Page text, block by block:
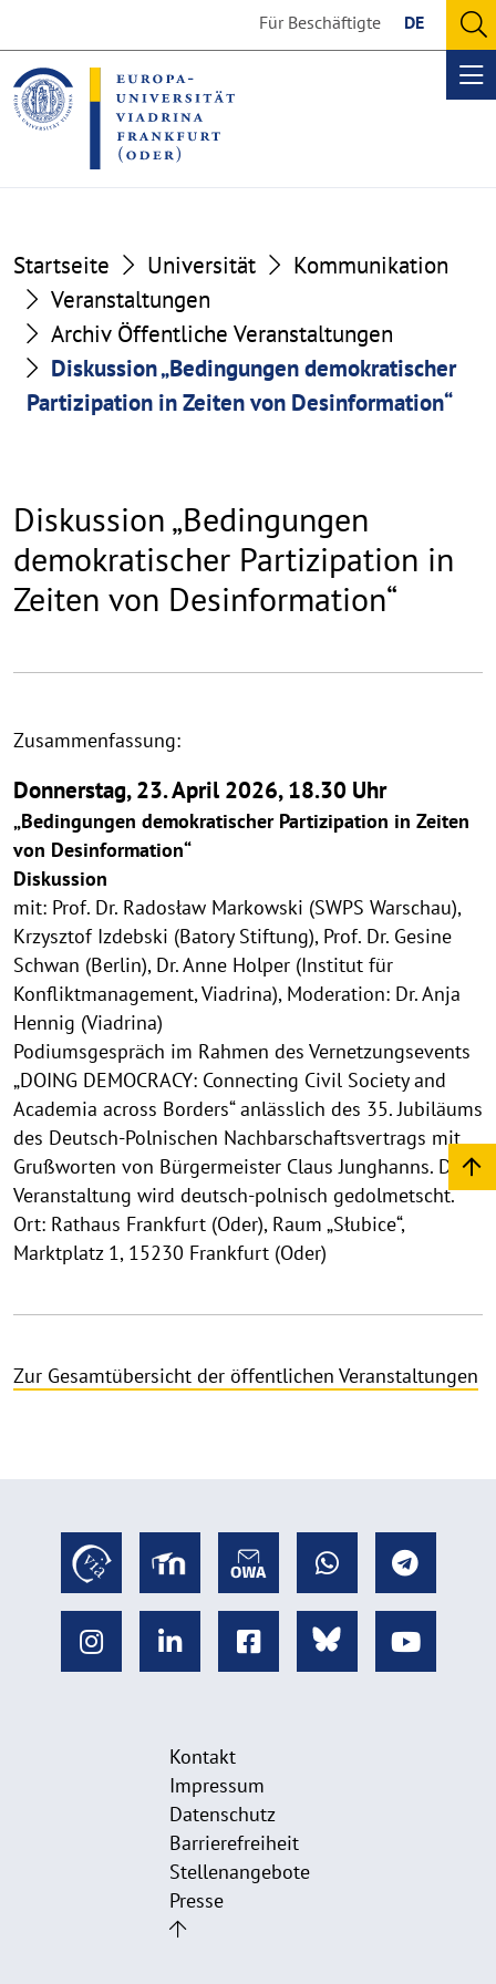
the
content
section
the
footer
section
Für Beschäftigte DE
Startseite Universität
Kommunikation
Veranstaltungen
Archiv Öffentliche Veranstaltungen
Diskussion „Bedingungen demokratischer
Partizipation in Zeiten von Desinformation“
Diskussion „Bedingungen
demokratischer Partizipation in
Zeiten von Desinformation“
Zusammenfassung:
Donnerstag, 23. April 2026, 18.30 Uhr
„Bedingungen demokratischer Partizipation in Zeiten
von Desinformation“
Diskussion
mit: Prof. Dr. Radosław Markowski (SWPS Warschau),
Krzysztof Izdebski (Batory Stiftung), Prof. Dr. Gesine
Schwan (Berlin), Dr. Anne Holper (Institut für
Konfliktmanagement, Viadrina), Moderation: Dr. Anja
Hennig (Viadrina)
Podiumsgespräch im Rahmen des Vernetzungsevents
„DOING DEMOCRACY: Connecting Civil Society and
Academia across Borders“ anlässlich des 35. Jubiläums
des Deutsch-Polnischen Nachbarschaftsvertrags mit
Grußworten von Bürgermeister Claus Junghanns. Die
Veranstaltung wird deutsch-polnisch gedolmetscht.
Ort: Rathaus Frankfurt (Oder), Raum „Słubice“,
Marktplatz 1, 15230 Frankfurt (Oder)
Zur Gesamtübersicht der öffentlichen Veranstaltungen
Kontakt
Impressum
Datenschutz
Barrierefreiheit
Stellenangebote
Presse